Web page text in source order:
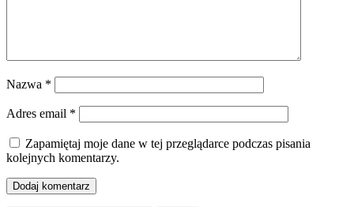
Nazwa *
Adres email *
Zapamiętaj moje dane w tej przeglądarce podczas pisania
kolejnych komentarzy.